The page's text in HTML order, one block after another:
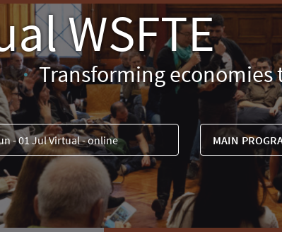
WSFTE
link)
Transforming economies
- 01 Jul Virtual - online MAIN